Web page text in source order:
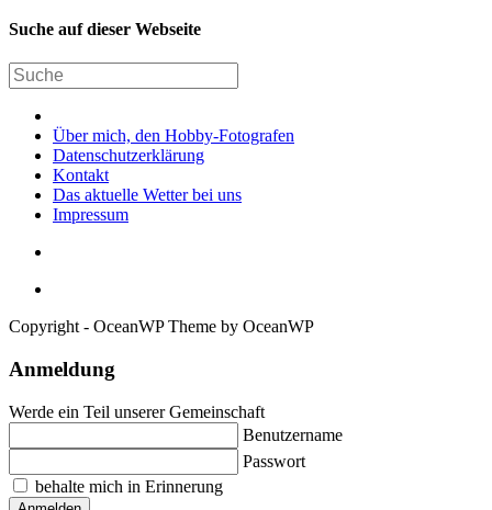
Suche auf dieser Webseite
Über mich, den Hobby-Fotografen
Datenschutzerklärung
Kontakt
Das aktuelle Wetter bei uns
Impressum
Copyright - OceanWP Theme by OceanWP
Anmeldung
Werde ein Teil unserer Gemeinschaft
Benutzername
Passwort
behalte mich in Erinnerung